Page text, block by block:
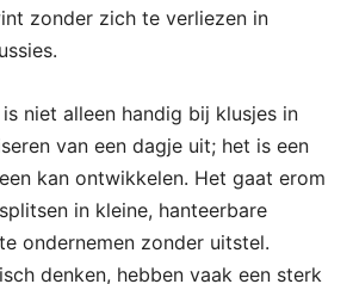
zonder zich te verliezen in
niet alleen handig bij klusjes in
van een dagje uit; het is een
kan ontwikkelen. Het gaat erom
in kleine, hanteerbare
ondernemen zonder uitstel.
denken, hebben vaak een sterk